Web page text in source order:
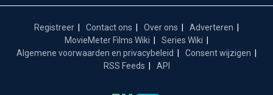
Registreer Contact ons Over ons
Adverteren
MovieMeter Films Wiki
Series Wiki
Algemene voorwaarden en privacybeleid
Consent wijzigen
RSS Feeds
API